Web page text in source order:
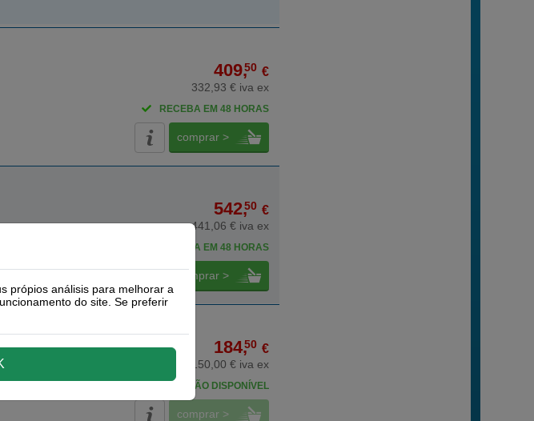
409,50 €
332,93 € iva ex
RECEBA EM 48 HORAS
comprar >
542,50 €
441,06 € iva ex
RECEBA EM 48 HORAS
comprar >
184,50 €
150,00 € iva ex
NÃO DISPONÍVEL
comprar >
própios análisis para melhorar a
do site. Se preferir